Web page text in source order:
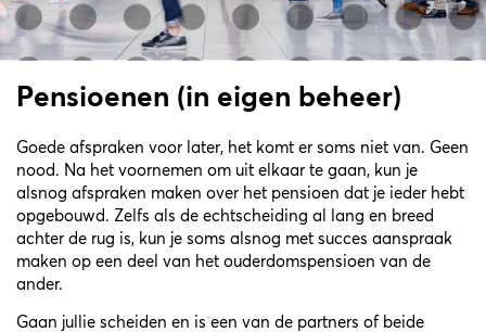
Pensioenen (in eigen beheer)
Goede afspraken voor later, het komt er soms niet van. Geen
nood. Na het voornemen om uit elkaar te gaan, kun je
alsnog afspraken maken over het pensioen dat je ieder hebt
opgebouwd. Zelfs als de echtscheiding al lang en breed
achter de rug is, kun je soms alsnog met succes aanspraak
maken op een deel van het ouderdomspensioen van de
ander.
Gaan jullie scheiden en is een van de partners of beide